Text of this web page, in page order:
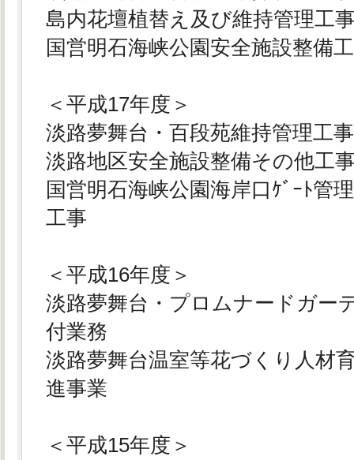
島内花壇植替え及び維持管理工
国営明石海峡公園安全施設整備
＜平成17年度＞
淡路夢舞台・百段苑維持管理工事
淡路地区安全施設整備その他工
国営明石海峡公園海岸口ｹﾞｰﾄ管
工事
＜平成16年度＞
淡路夢舞台・プロムナードガー
付業務
淡路夢舞台温室等花づくり人材
進事業
＜平成15年度＞